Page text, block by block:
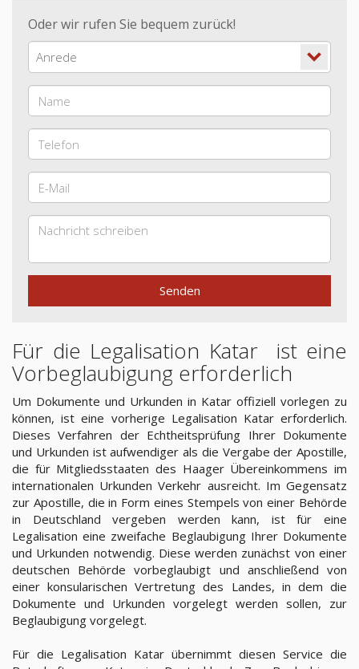
Oder wir rufen Sie bequem zurück!
Anrede
Senden
Für die Legalisation Katar ist eine
Vorbeglaubigung erforderlich
Um Dokumente und Urkunden in Katar offiziell vorlegen zu
können, ist eine vorherige Legalisation Katar erforderlich.
Dieses Verfahren der Echtheitsprüfung Ihrer Dokumente
und Urkunden ist aufwendiger als die Vergabe der Apostille,
die für Mitgliedsstaaten des Haager Übereinkommens im
internationalen Urkunden Verkehr ausreicht. Im Gegensatz
zur Apostille, die in Form eines Stempels von einer Behörde
in Deutschland vergeben werden kann, ist für eine
Legalisation eine zweifache Beglaubigung Ihrer Dokumente
und Urkunden notwendig. Diese werden zunächst von einer
deutschen Behörde vorbeglaubigt und anschließend von
einer konsularischen Vertretung des Landes, in dem die
Dokumente und Urkunden vorgelegt werden sollen, zur
Beglaubigung vorgelegt.
Für die Legalisation Katar übernimmt diesen Service die